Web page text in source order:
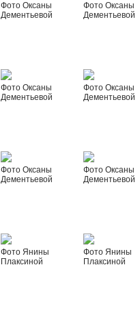
Фото Оксаны
Дементьевой
Фото Оксаны
Дементьевой
Фото Оксаны
Дементьевой
Фото Оксаны
Дементьевой
Фото Оксаны
Дементьевой
Фото Оксаны
Дементьевой
Фото Янины
Плаксиной
Фото Янины
Плаксиной